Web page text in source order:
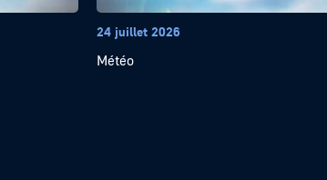
24 juillet 2026
Météo